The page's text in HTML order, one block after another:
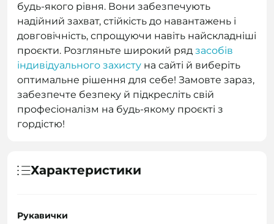
будь-якого рівня. Вони забезпечують
надійний захват, стійкість до навантажень і
довговічність, спрощуючи навіть найскладніші
проєкти. Розгляньте широкий ряд засобів
індивідуального захисту на сайті й виберіть
оптимальне рішення для себе! Замовте зараз,
забезпечте безпеку й підкресліть свій
професіоналізм на будь-якому проєкті з
гордістю!
Характеристики
Рукавички